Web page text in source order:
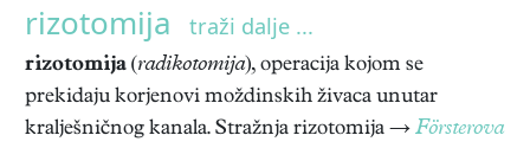
rizotomija traži dalje ...
rizotomija (radikotomija), operacija kojom se
prekidaju korjenovi moždinskih živaca unutar
kralješničnog kanala. Stražnja rizotomija → Försterova